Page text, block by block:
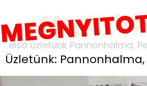
Üzletünk:
első üzletünk Pannonhalma,
alatt